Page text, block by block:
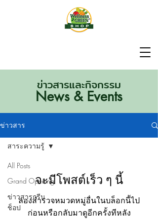
ข่าวสารและกิจกรรม
News & Events
ข่าวสาร
All Posts
Grand Opening
ข่าวสารกรีน
ช็อป
สาระความรู้
จะมีโพสต์เร็ว ๆ นี้
ลองสำรวจหมวดหมู่อื่นในบล็อกนี้ไป
ก่อนหรือกลับมาดูอีกครั้งทีหลัง